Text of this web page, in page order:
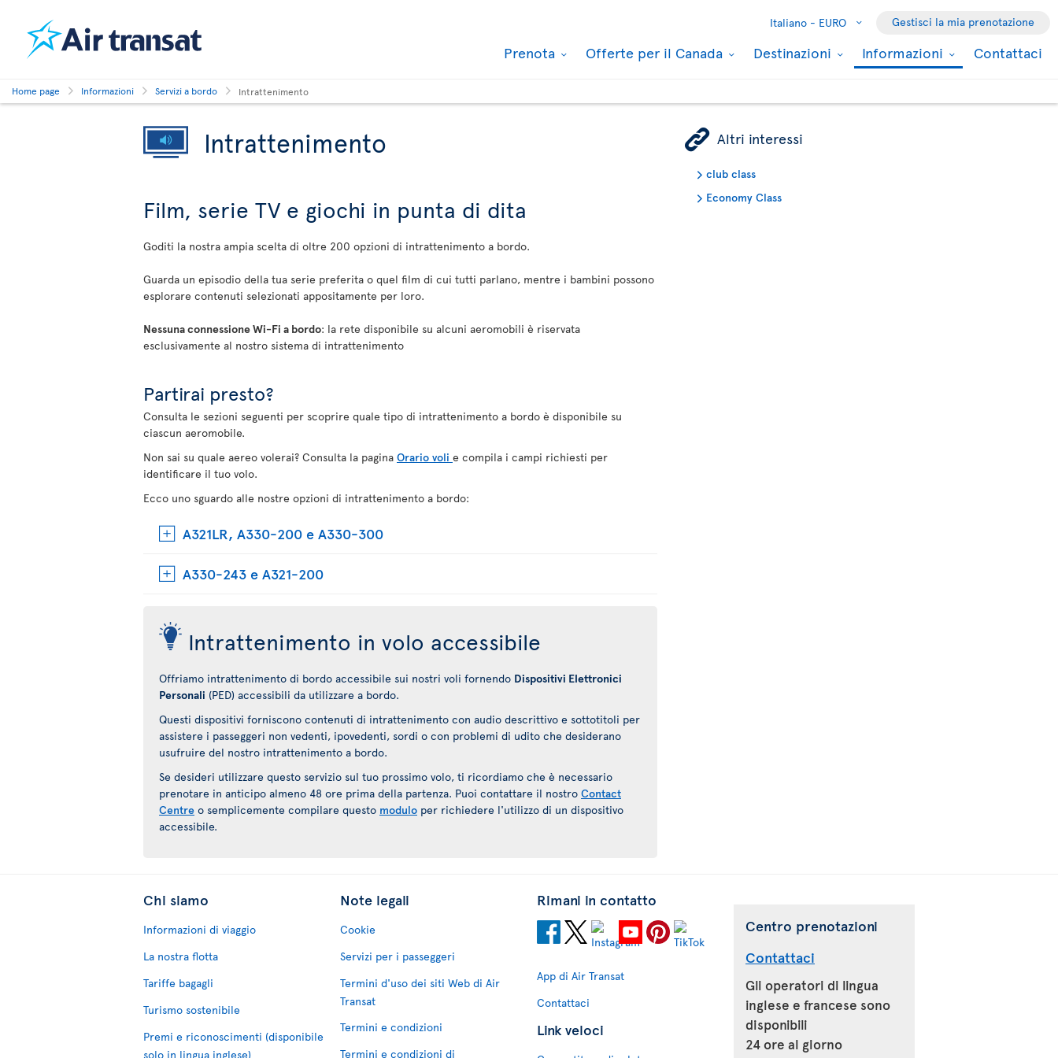
Italiano - EURO Gestisci la mia prenotazione
Prenota Offerte per il Canada Destinazioni Informazioni Contattaci
Home page Informazioni Servizi a bordo Intrattenimento
Intrattenimento
Film, serie TV e giochi in punta di dita
Goditi la nostra ampia scelta di oltre 200 opzioni di intrattenimento a bordo.
Guarda un episodio della tua serie preferita o quel film di cui tutti parlano, mentre i bambini possono
esplorare contenuti selezionati appositamente per loro.
Nessuna connessione Wi-Fi a bordo: la rete disponibile su alcuni aeromobili è riservata
esclusivamente al nostro sistema di intrattenimento
Partirai presto?
Consulta le sezioni seguenti per scoprire quale tipo di intrattenimento a bordo è disponibile su
ciascun aeromobile.
Non sai su quale aereo volerai? Consulta la pagina Orario voli e compila i campi richiesti per
identificare il tuo volo.
Ecco uno sguardo alle nostre opzioni di intrattenimento a bordo:
A321LR, A330-200 e A330-300
A330-243 e A321-200
Intrattenimento in volo accessibile
Offriamo intrattenimento di bordo accessibile sui nostri voli fornendo Dispositivi Elettronici
Personali (PED) accessibili da utilizzare a bordo.
Questi dispositivi forniscono contenuti di intrattenimento con audio descrittivo e sottotitoli per
assistere i passeggeri non vedenti, ipovedenti, sordi o con problemi di udito che desiderano
usufruire del nostro intrattenimento a bordo.
Se desideri utilizzare questo servizio sul tuo prossimo volo, ti ricordiamo che è necessario
prenotare in anticipo almeno 48 ore prima della partenza. Puoi contattare il nostro Contact
Centre o semplicemente compilare questo modulo per richiedere l'utilizzo di un dispositivo
accessibile.
ÿ Altri interessi
club class
Economy Class
Chi siamo
Informazioni di viaggio
La nostra flotta
Tariffe bagagli
Turismo sostenibile
Premi e riconoscimenti (disponibile
solo in lingua inglese)
Note legali
Cookie
Servizi per i passeggeri
Termini d'uso dei siti Web di Air
Transat
Termini e condizioni
Termini e condizioni di
Rimani in contatto
App di Air Transat
Contattaci
Link veloci
Centro prenotazioni
Contattaci
Gli operatori di lingua
inglese e francese sono
disponibili
24 ore al giorno